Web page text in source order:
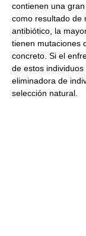
contienen una
como resultado de
antibiótico, la
tienen mutaciones
concreto. Si el
de estos
eliminadora de
selección natural.